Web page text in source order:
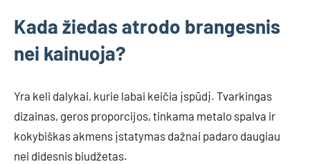
Kada žiedas atrodo brangesnis
nei kainuoja?
Yra keli dalykai, kurie labai keičia įspūdį. Tvarkingas
dizainas, geros proporcijos, tinkama metalo spalva ir
kokybiškas akmens įstatymas dažnai padaro daugiau
nei didesnis biudžetas.